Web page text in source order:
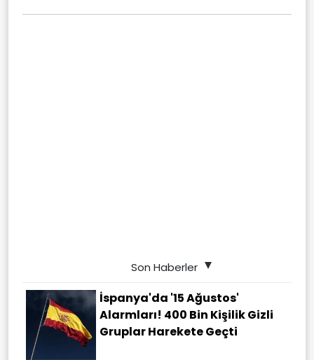
Son Haberler
İspanya'da '15 Ağustos'
Alarmları! 400 Bin Kişilik Gizli
Gruplar Harekete Geçti